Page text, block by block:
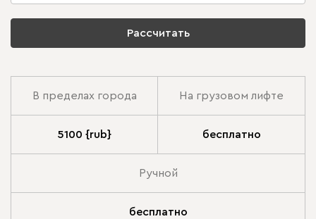
Рассчитать
В пределах города На грузовом лифте
5100 {rub} бесплатно
Ручной
бесплатно